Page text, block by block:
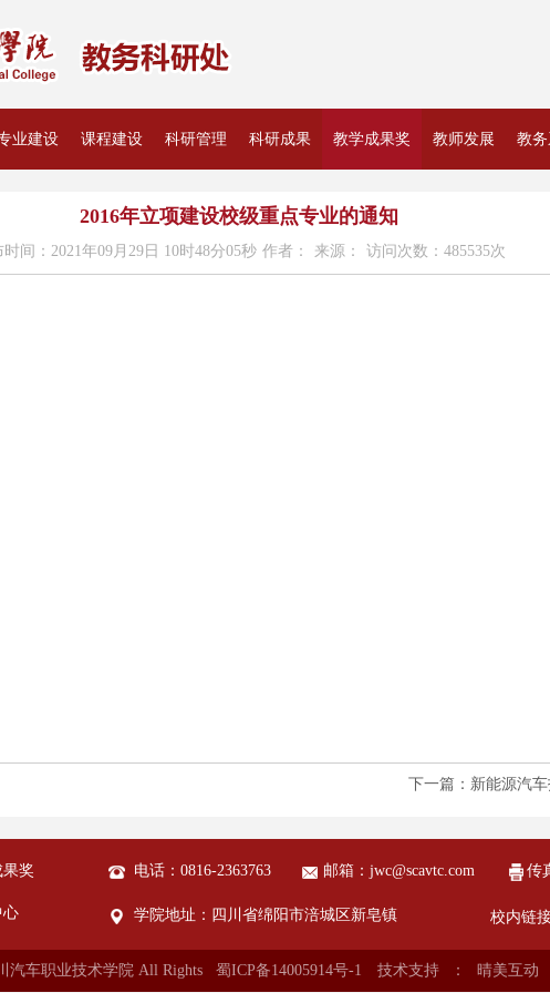
业建设 课程建设 科研管理 科研成果 教学成果奖 教师发展 教
2016年立项建设校级重点专业的通知
时间：2021年09月29日 10时48分05秒 作者： 来源： 访问次数：485535次
下一篇：新能源汽
奖
心
电话：0816-2363763 邮箱：jwc@scavtc.com 传
学院地址：四川省绵阳市涪城区新皂镇 校内链
汽车职业技术学院 All Rights 蜀ICP备14005914号-1 技术支持 ： 晴美互动